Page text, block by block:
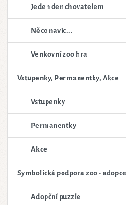
Jeden den chovatelem
Něco navíc...
Venkovní zoo hra
Vstupenky, Permanentky, Akce
Vstupenky
Permanentky
Akce
Symbolická podpora zoo - adopce
Adopční puzzle